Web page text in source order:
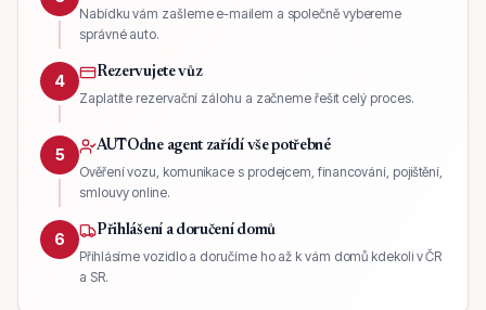
Nabídku vám zašleme e-mailem a společně vybereme
správné auto.
4 Rezervujete vůz
Zaplatíte rezervační zálohu a začneme řešit celý proces.
5 AUTOdne agent zařídí vše potřebné
Ověření vozu, komunikace s prodejcem, financování, pojištění,
smlouvy online.
6 Přihlášení a doručení domů
Přihlásíme vozidlo a doručíme ho až k vám domů kdekoli v ČR
a SR.